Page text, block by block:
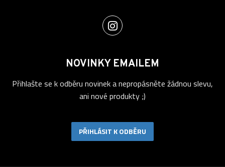
NOVINKY EMAILEM
Přihlašte se k odběru novinek a nepropásněte žádnou slevu,
ani nové produkty ;)
PŘIHLÁSIT K ODBĚRU